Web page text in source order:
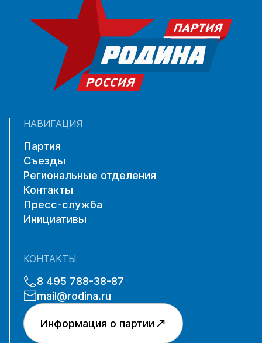
НАВИГАЦИЯ
Партия
Съезды
Региональные отделения
Контакты
Пресс-служба
Инициативы
КОНТАКТЫ
8 495 788-38-87
mail@rodina.ru
Информация о партии